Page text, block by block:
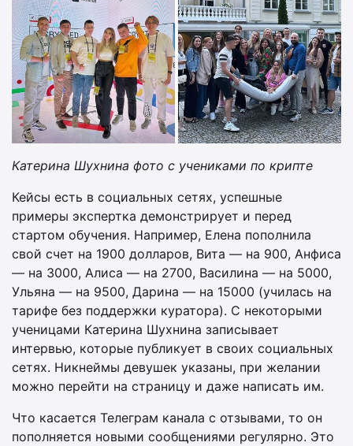
Катерина Шухнина фото с учениками по крипте
Кейсы есть в социальных сетях, успешные
примеры экспертка демонстрирует и перед
стартом обучения. Например, Елена пополнила
свой счет на 1900 долларов, Вита — на 900, Анфиса
— на 3000, Алиса — на 2700, Василина — на 5000,
Ульяна — на 9500, Дарина — на 15000 (училась на
тарифе без поддержки куратора). С некоторыми
ученицами Катерина Шухнина записывает
интервью, которые публикует в своих социальных
сетях. Никнеймы девушек указаны, при желании
можно перейти на страницу и даже написать им.
Что касается Телеграм канала с отзывами, то он
пополняется новыми сообщениями регулярно. Это